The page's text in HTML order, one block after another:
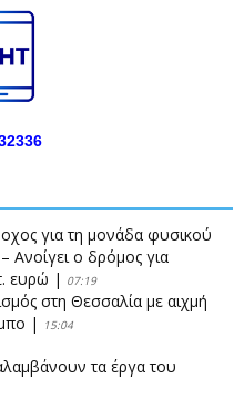
για τη μονάδα φυσικού
Ανοίγει ο δρόμος για
ευρώ | 07:19
στη Θεσσαλία με αιχμή
| 15:04
τα έργα του